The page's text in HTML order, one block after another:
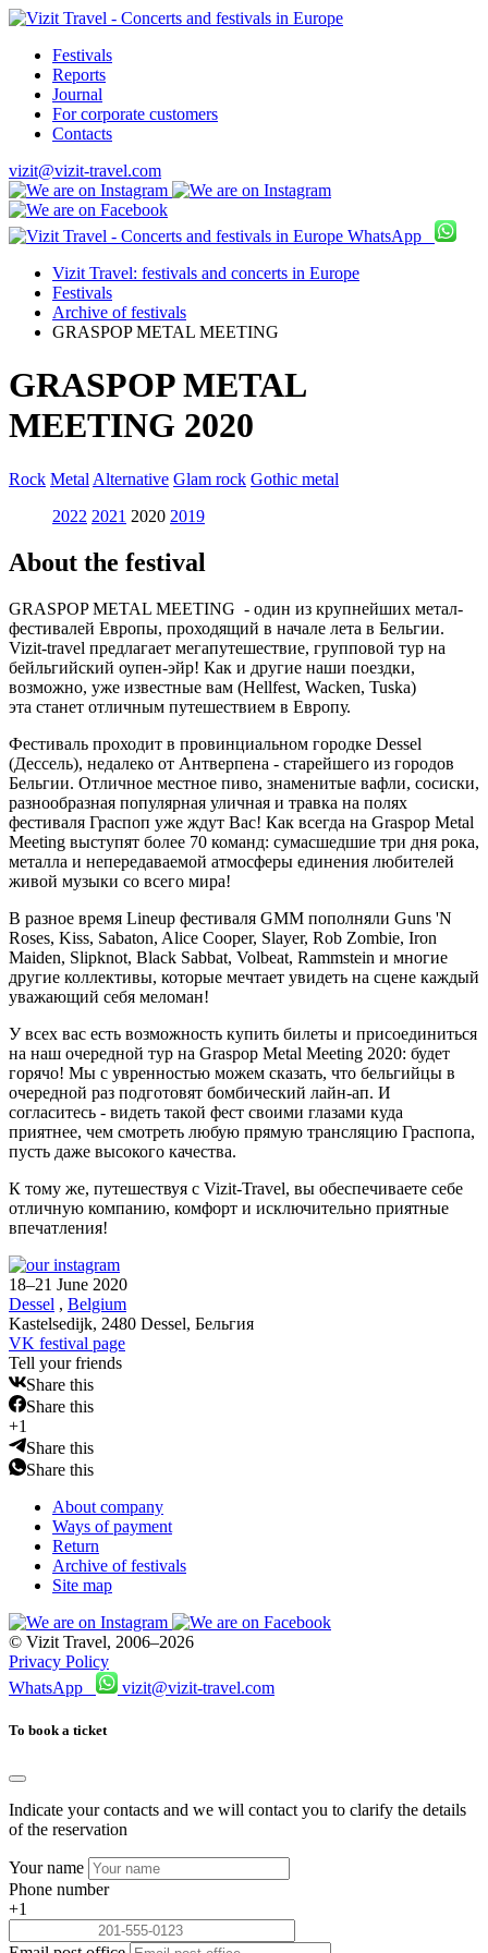
Festivals
Reports
Journal
For corporate customers
Contacts
vizit@vizit-travel.com
WhatsApp
Vizit Travel: festivals and concerts in Europe
Festivals
Archive of festivals
GRASPOP METAL MEETING
GRASPOP METAL
MEETING 2020
Rock Metal Alternative Glam rock Gothic metal
2022 2021 2020 2019
About the festival
GRASPOP METAL MEETING - один из крупнейших метал-
фестивалей Европы, проходящий в начале лета в Бельгии.
Vizit-travel предлагает мегапутешествие, групповой тур на
бейльгийский оупен-эйр! Как и другие наши поездки,
возможно, уже известные вам (Hellfest, Wacken, Tuska)
эта станет отличным путешествием в Европу.
Фестиваль проходит в провинциальном городке Dessel
(Дессель), недалеко от Антверпена - старейшего из городов
Бельгии. Отличное местное пиво, знаменитые вафли, сосиски,
разнообразная популярная уличная и травка на полях
фестиваля Граспоп уже ждут Вас! Как всегда на Graspop Metal
Meeting выступят более 70 команд: сумасшедшие три дня рока,
металла и непередаваемой атмосферы единения любителей
живой музыки со всего мира!
В разное время Lineup фестиваля GMM пополняли Guns 'N
Roses, Kiss, Sabaton, Alice Cooper, Slayer, Rob Zombie, Iron
Maiden, Slipknot, Black Sabbat, Volbeat, Rammstein и многие
другие коллективы, которые мечтает увидеть на сцене каждый
уважающий себя меломан!
У всех вас есть возможность купить билеты и присоединиться
на наш очередной тур на Graspop Metal Meeting 2020: будет
горячо! Мы с увренностью можем сказать, что бельгийцы в
очередной раз подготовят бомбический лайн-ап. И
согласитесь - видеть такой фест своими глазами куда
приятнее, чем смотреть любую прямую трансляцию Граспопа,
пусть даже высокого качества.
К тому же, путешествуя с Vizit-Travel, вы обеспечиваете себе
отличную компанию, комфорт и исключительно приятные
впечатления!
18–21 June 2020
Dessel , Belgium
Kastelsedijk, 2480 Dessel, Бельгия
VK festival page
Tell your friends
Share this
Share this
+1
Share this
Share this
About company
Ways of payment
Return
Archive of festivals
Site map
© Vizit Travel, 2006–2026
Privacy Policy
WhatsApp
vizit@vizit-travel.com
To book a ticket
Indicate your contacts and we will contact you to clarify the details
of the reservation
Your name
Phone number
+1